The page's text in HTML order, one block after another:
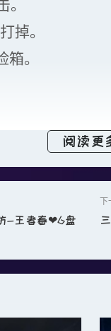
掉。
。
居物品。
阅读更
-王者春❤6盘